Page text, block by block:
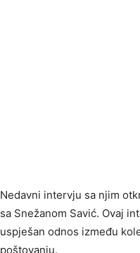
Nedavni intervju sa njim
sa Snežanom Savić. Ovaj
uspješan odnos između
poštovanju.